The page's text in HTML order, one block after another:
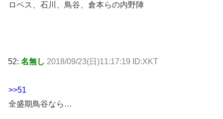
ロペス、石川、鳥谷、倉本らの内野陣
52: 名無し 2018/09/23(日)11:17:19 ID:XKT
>>51
全盛期鳥谷なら…